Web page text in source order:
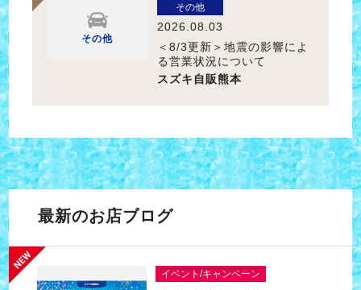
その他
2026.08.03
＜8/3更新＞地震の影響によ
る営業状況について
スズキ自販熊本
最新のお店ブログ
イベント/キャンペーン